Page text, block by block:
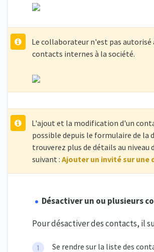
Le collaborateur n'est pas autorisé
contacts internes à la société.
L'ajout et la modification d'un
possible depuis le formulaire de la
trouverez plus de détails au niveau
suivant : Ajouter un invité sur une
Désactiver un ou plusieurs
Pour désactiver des contacts, il
Se rendre sur la liste des